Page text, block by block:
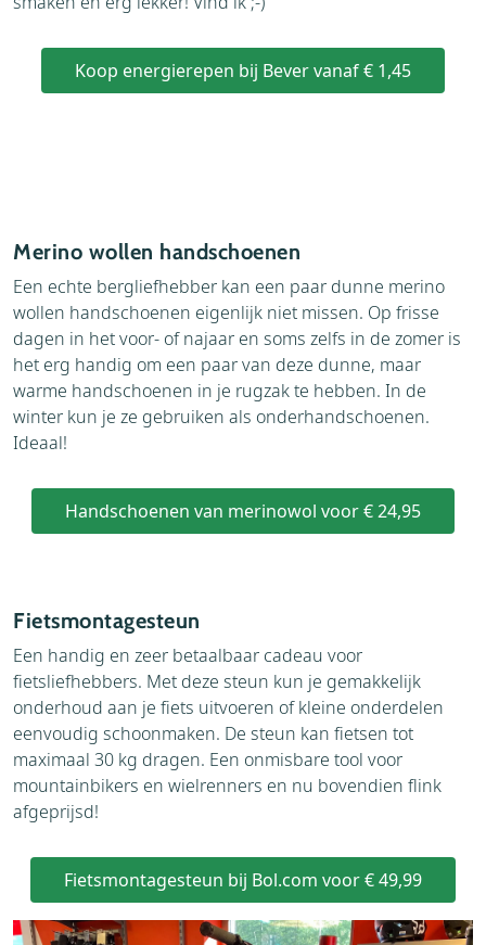
Koop energierepen bij Bever vanaf € 1,45
Merino wollen handschoenen
Een echte bergliefhebber kan een paar dunne merino
wollen handschoenen eigenlijk niet missen. Op frisse
dagen in het voor- of najaar en soms zelfs in de zomer is
het erg handig om een paar van deze dunne, maar
warme handschoenen in je rugzak te hebben. In de
winter kun je ze gebruiken als onderhandschoenen.
Ideaal!
Handschoenen van merinowol voor € 24,95
Fietsmontagesteun
Een handig en zeer betaalbaar cadeau voor
fietsliefhebbers. Met deze steun kun je gemakkelijk
onderhoud aan je fiets uitvoeren of kleine onderdelen
eenvoudig schoonmaken. De steun kan fietsen tot
maximaal 30 kg dragen. Een onmisbare tool voor
mountainbikers en wielrenners en nu bovendien flink
afgeprijsd!
Fietsmontagesteun bij Bol.com voor € 49,99